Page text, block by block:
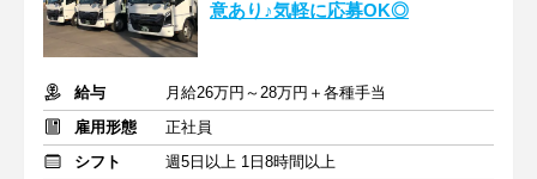
意あり♪気軽に応募OK◎
給与
月給26万円～28万円＋各種手当
雇用形態
正社員
シフト
週5日以上 1日8時間以上